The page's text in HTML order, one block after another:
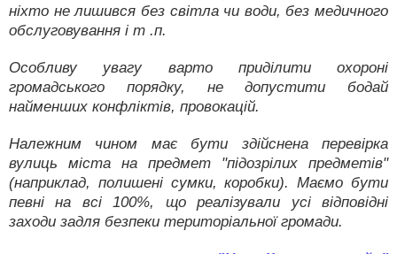
ніхто не лишився без світла чи води, без медичного
обслуговування і т .п.
Особливу увагу варто приділити охороні
громадського порядку, не допустити бодай
найменших конфліктів, провокацій.
Належним чином має бути здійснена перевірка
вулиць міста на предмет "підозрілих предметів"
(наприклад, полишені сумки, коробки). Маємо бути
певні на всі 100%, що реалізували усі відповідні
заходи задля безпеки територіальної громади.